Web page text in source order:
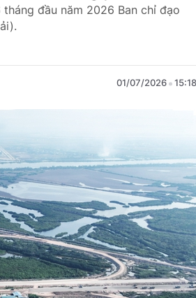
đầu năm 2026 Ban chỉ đạo
01/07/2026 15:18